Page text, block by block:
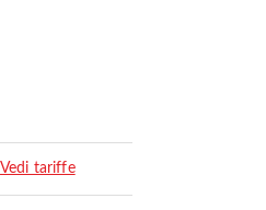
Vedi tariffe